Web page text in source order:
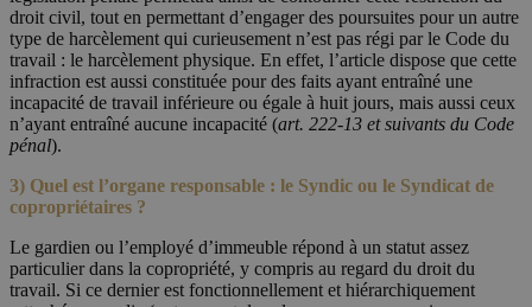
droit civil, tout en permettant d’engager des poursuites pour un autre
type de harcèlement qui curieusement n’est pas régi par le Code du
travail : le harcèlement physique. En effet, l’article dispose que cette
infraction est aussi constituée pour des faits ayant entraîné une
incapacité de travail inférieure ou égale à huit jours, mais aussi ceux
n’ayant entraîné aucune incapacité (art. 222-13 et suivants du Code
pénal).
3) Quel est l’organe responsable : le Syndic ou le Syndicat de
copropriétaires ?
Le gardien ou l’employé d’immeuble répond à un statut assez
particulier dans la copropriété, y compris au regard du droit du
travail. Si ce dernier est fonctionnellement et hiérarchiquement